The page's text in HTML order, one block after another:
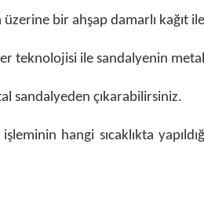
bir ahşap damarlı kağıt
teknolojisi ile sandalyenin
sandalyeden çıkarabilirsiniz.
hangi sıcaklıkta